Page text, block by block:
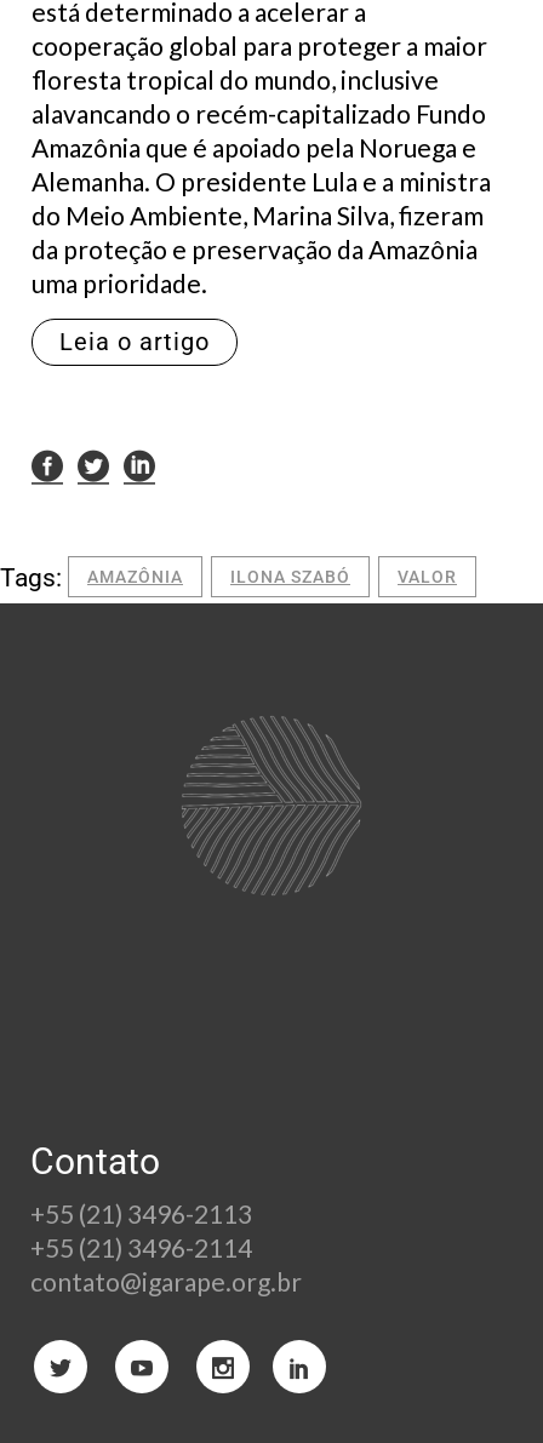
está determinado a acelerar a
cooperação global para proteger a maior
floresta tropical do mundo, inclusive
alavancando o recém-capitalizado Fundo
Amazônia que é apoiado pela Noruega e
Alemanha. O presidente Lula e a ministra
do Meio Ambiente, Marina Silva, fizeram
da proteção e preservação da Amazônia
uma prioridade.
Leia o artigo
Tags: AMAZÔNIA ILONA SZABÓ VALOR
Contato
+55 (21) 3496-2113
+55 (21) 3496-2114
contato@igarape.org.br